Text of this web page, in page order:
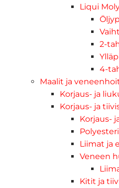
Liqui
2-
4-
Maalit ja
Korjaus- ja
Korjaus- ja
Korjaus-
Liimat ja
Veneen
Kitit ja